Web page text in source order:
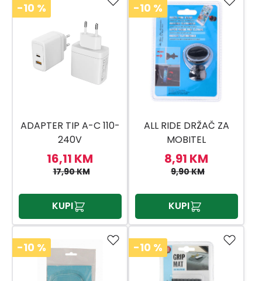
-10 %
ADAPTER TIP A-C 110-
240V
16,11 KM
17,90 KM
KUPI
-10 %
ALL RIDE DRŽAČ ZA
MOBITEL
8,91 KM
9,90 KM
KUPI
-10 % -10 %